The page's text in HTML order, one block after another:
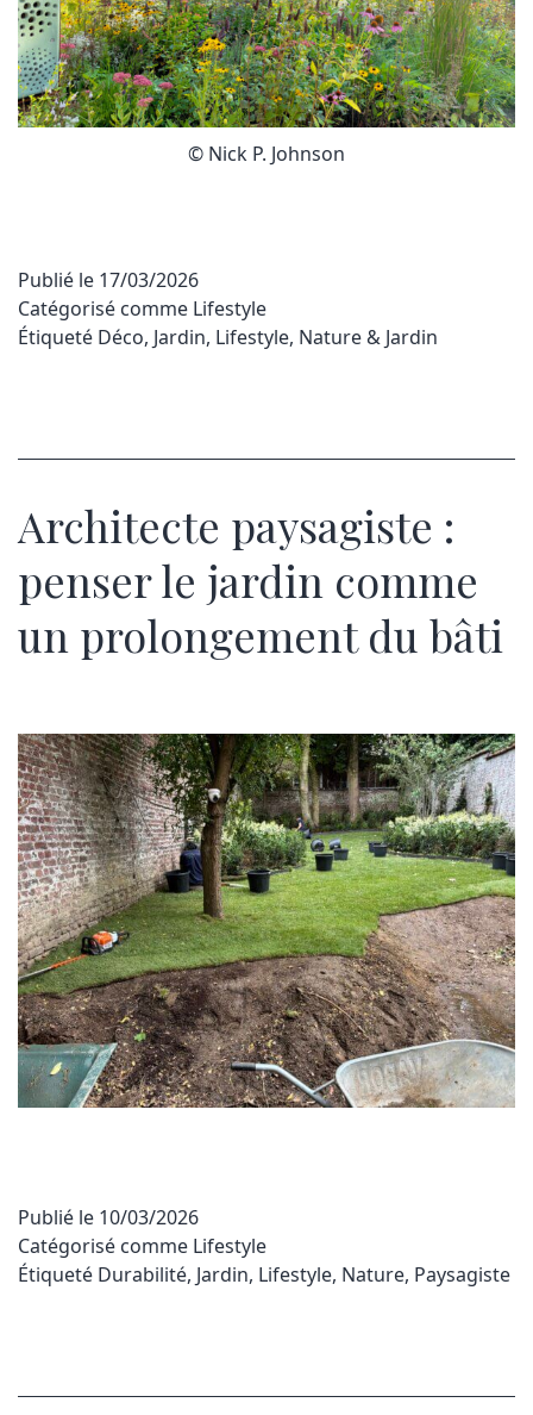
© Nick P. Johnson
Publié le 17/03/2026
Catégorisé comme Lifestyle
Étiqueté Déco, Jardin, Lifestyle, Nature & Jardin
Architecte paysagiste :
penser le jardin comme
un prolongement du bâti
Publié le 10/03/2026
Catégorisé comme Lifestyle
Étiqueté Durabilité, Jardin, Lifestyle, Nature, Paysagiste